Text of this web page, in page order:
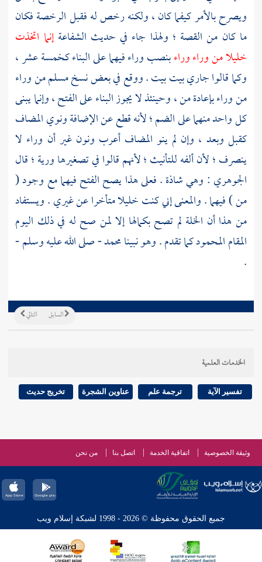
ويصرح بالأمر كيفما كان ، ولكنه رخص له فقبل الرخصة فكان
ما كان من القصة ؛ ولهذا جاء في حديث الشفاعةإنما اتخذت
خليلا من وراء وراءبنصب وراء فيهما على البناء كخمسة عشر ،
وكما قالوا جاري بيت بيت . ووقع في بعض نسخمسلممن وراء
من وراء بإعادة من ، وحينئذ لا يجوز البناء على الفتح ، وإنما يبنى
كل واحد منهما على الضم ؛ لأنه قطع عن الإضافة ونوي المضاف
كقبل وبعد ، وإن لم ينو المضاف أعرب ونون غير أن وراء لا
ينصرف ؛ لأن ألفه للتأنيث ؛ لأنهم قالوا في تصغيرها ورية ؛ قال
الجوهري : وهي شاذة . فعلى هذا يصح الفتح فيهما مع وجود (
من ) فيهما . والمعنى إني كنت خليلا متأخرا عن غيري . ويستفاد
من هذا أن الخلة لم تصح بكمالها إلا لمن صح له في ذلك اليوم
المقام المحمود كما تقدم . وهو نبينامحمد- صلى الله عليه وسلم -
.
التالي السابق
الخدمات العلمية
تفسير الآية ترجمة علم عناوين الشجرة تخريج حديث
وثيقة الخصوصية اتفاقية الخدمة اتصل بنا من نحن
جميع الحقوق محفوظة © 2026 - 1998 لشبكة إسلام ويب